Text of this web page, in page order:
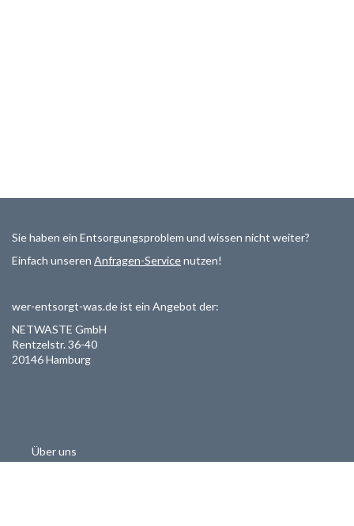
Sie haben ein Entsorgungsproblem und wissen nicht weiter?
Einfach unseren Anfragen-Servicenutzen!
wer-entsorgt-was.de ist ein Angebot der:
NETWASTE GmbH
Rentzelstr. 36-40
20146 Hamburg
Über uns